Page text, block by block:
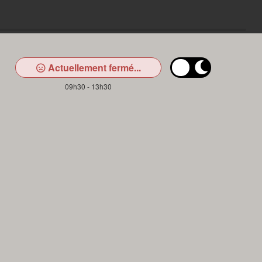
Actuellement fermé...
09h30 - 13h30